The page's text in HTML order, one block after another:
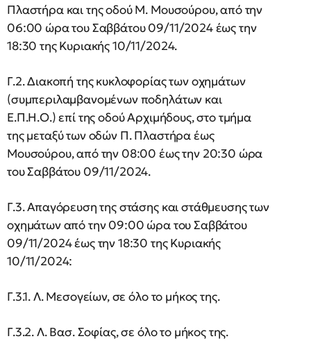
Πλαστήρα και της οδού Μ. Μουσούρου, από την
06:00 ώρα του Σαββάτου 09/11/2024 έως την
18:30 της Κυριακής 10/11/2024.
Γ.2. Διακοπή της κυκλοφορίας των οχημάτων
(συμπεριλαμβανομένων ποδηλάτων και
Ε.Π.Η.Ο.) επί της οδού Αρχιμήδους, στο τμήμα
της μεταξύ των οδών Π. Πλαστήρα έως
Μουσούρου, από την 08:00 έως την 20:30 ώρα
του Σαββάτου 09/11/2024.
Γ.3. Απαγόρευση της στάσης και στάθμευσης των
οχημάτων από την 09:00 ώρα του Σαββάτου
09/11/2024 έως την 18:30 της Κυριακής
10/11/2024:
Γ.3.1. Λ. Μεσογείων, σε όλο το μήκος της.
Γ.3.2. Λ. Βασ. Σοφίας, σε όλο το μήκος της.